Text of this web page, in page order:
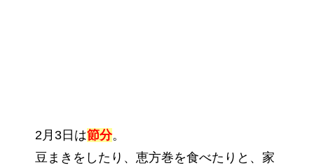
2月3日は節分。
豆まきをしたり、恵方巻を食べたりと、家